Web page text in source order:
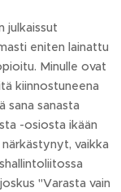
julkaissut
eniten lainattu
Minulle ovat
kiinnostuneena
sana sanasta
-osiosta ikään
vaikka
"Varasta vain